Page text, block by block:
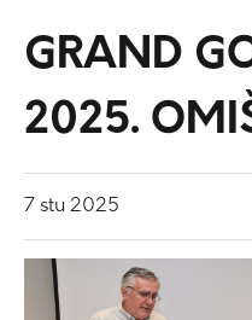
GRAND
2025.
7 stu 2025